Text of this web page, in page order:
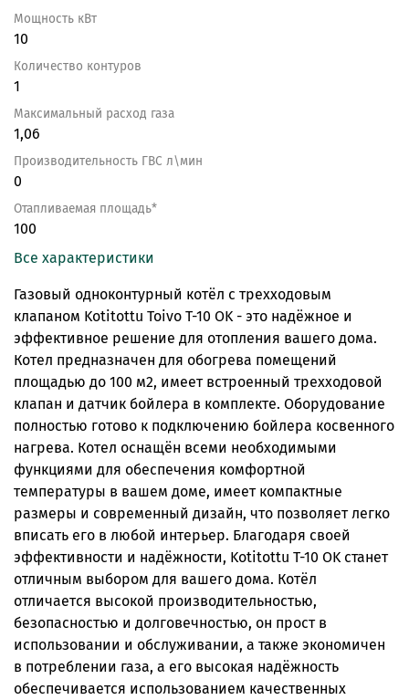
Мощность кВт
10
Количество контуров
1
Максимальный расход газа
1,06
Производительность ГВС л\мин
0
Отапливаемая площадь*
100
Все характеристики
Газовый одноконтурный котёл с трехходовым
клапаном Kotitottu Toivo T-10 OK - это надёжное и
эффективное решение для отопления вашего дома.
Котел предназначен для обогрева помещений
площадью до 100 м2, имеет встроенный трехходовой
клапан и датчик бойлера в комплекте. Оборудование
полностью готово к подключению бойлера косвенного
нагрева. Котел оснащён всеми необходимыми
функциями для обеспечения комфортной
температуры в вашем доме, имеет компактные
размеры и современный дизайн, что позволяет легко
вписать его в любой интерьер. Благодаря своей
эффективности и надёжности, Kotitottu T-10 OK станет
отличным выбором для вашего дома. Котёл
отличается высокой производительностью,
безопасностью и долговечностью, он прост в
использовании и обслуживании, а также экономичен
в потреблении газа, а его высокая надёжность
обеспечивается использованием качественных